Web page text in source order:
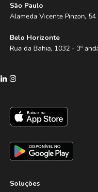
São Paulo
Alameda Vicente Pinzon,
Belo Horizonte
Rua da Bahia, 1032 - 3º
Soluções